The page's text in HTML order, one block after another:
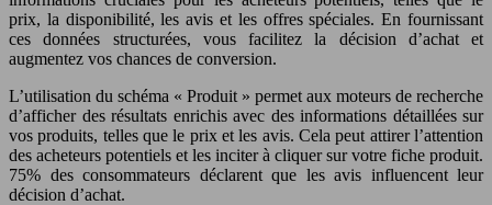
prix, la disponibilité, les avis et les offres spéciales. En fournissant
ces données structurées, vous facilitez la décision d’achat et
augmentez vos chances de conversion.
L’utilisation du schéma « Produit » permet aux moteurs de recherche
d’afficher des résultats enrichis avec des informations détaillées sur
vos produits, telles que le prix et les avis. Cela peut attirer l’attention
des acheteurs potentiels et les inciter à cliquer sur votre fiche produit.
75% des consommateurs déclarent que les avis influencent leur
décision d’achat.